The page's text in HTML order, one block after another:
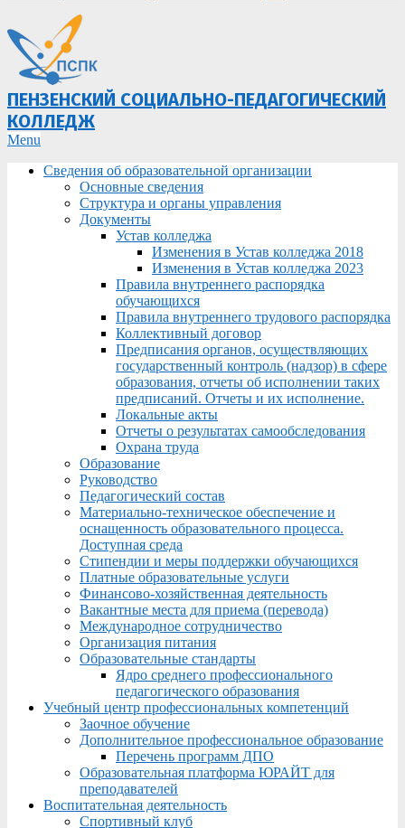
ПЕНЗЕНСКИЙ СОЦИАЛЬНО-ПЕДАГОГИЧЕСКИЙ
КОЛЛЕДЖ
Primary
Menu
Menu
Сведения об образовательной организации
Основные сведения
Структура и органы управления
Документы
Устав колледжа
Изменения в Устав колледжа 2018
Изменения в Устав колледжа 2023
Правила внутреннего распорядка
обучающихся
Правила внутреннего трудового распорядка
Коллективный договор
Предписания органов, осуществляющих
государственный контроль (надзор) в сфере
образования, отчеты об исполнении таких
предписаний. Отчеты и их исполнение.
Локальные акты
Отчеты о результатах самообследования
Охрана труда
Образование
Руководство
Педагогический состав
Материально-техническое обеспечение и
оснащенность образовательного процесса.
Доступная среда
Стипендии и меры поддержки обучающихся
Платные образовательные услуги
Финансово-хозяйственная деятельность
Вакантные места для приема (перевода)
Международное сотрудничество
Организация питания
Образовательные стандарты
Ядро среднего профессионального
педагогического образования
Учебный центр профессиональных компетенций
Заочное обучение
Дополнительное профессиональное образование
Перечень программ ДПО
Образовательная платформа ЮРАЙТ для
преподавателей
Воспитательная деятельность
Спортивный клуб